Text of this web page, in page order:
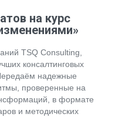
на курс
TSQ Consulting,
консалтинговых
надежные
проверенные на
в формате
и методических